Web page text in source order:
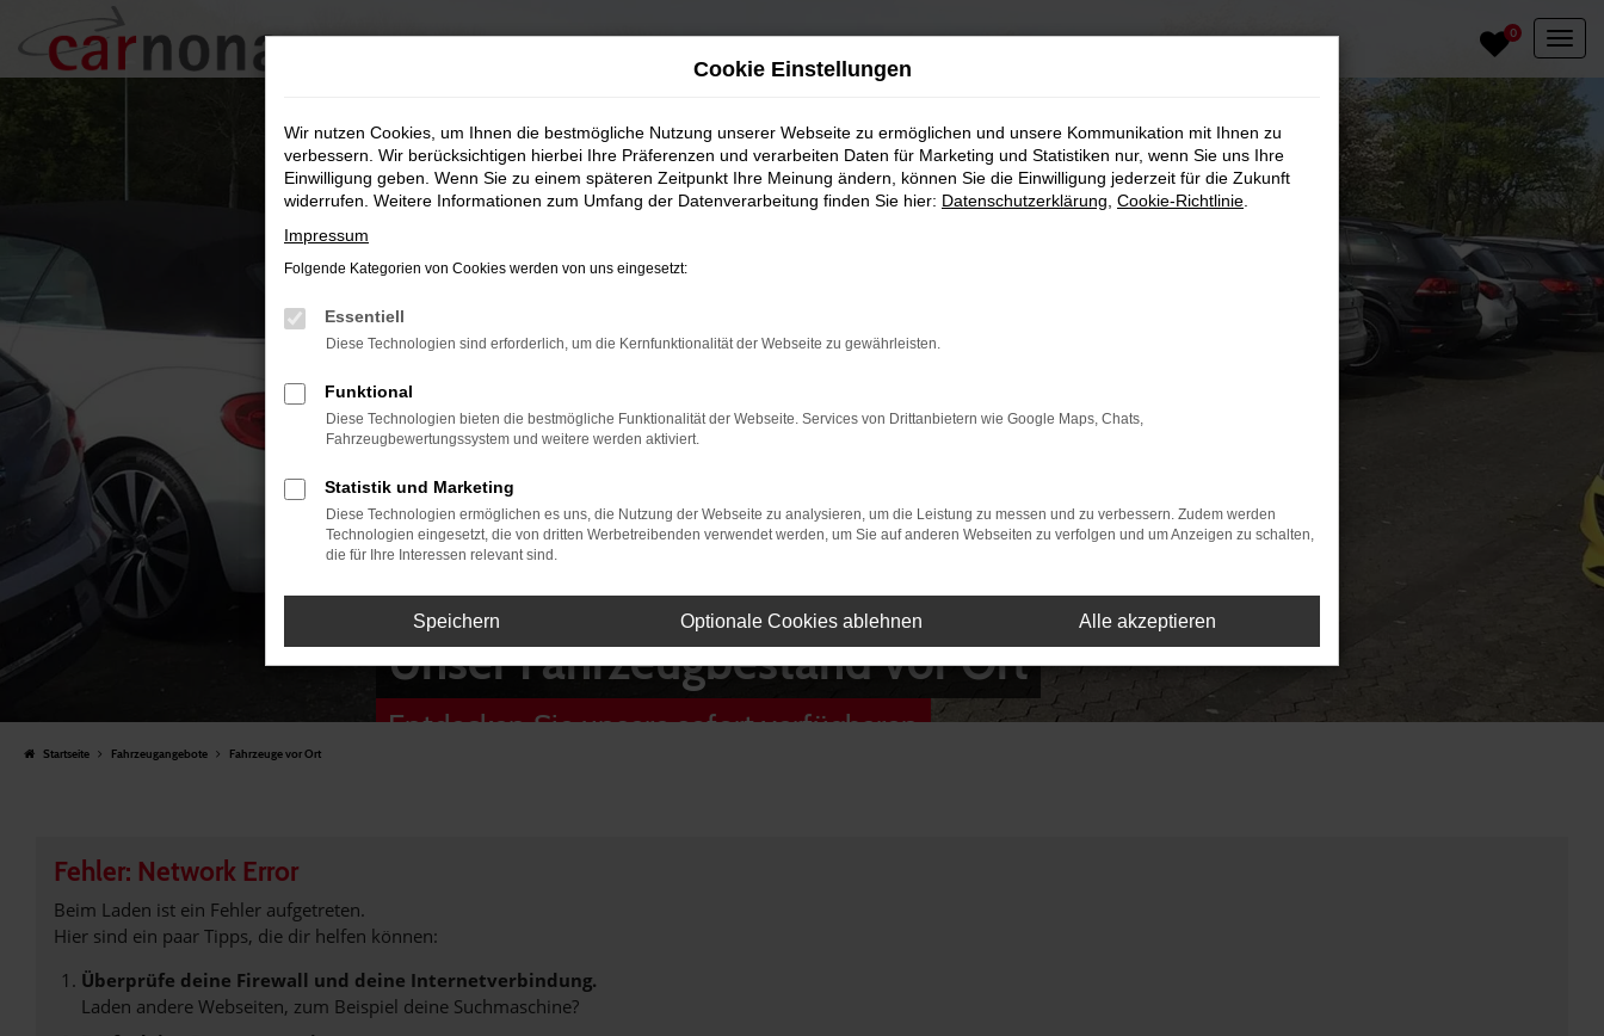
Zum
Hauptinhalt
springen
0
Unser Fahrzeugbestand vor Ort
Entdecken Sie unsere sofort verfügbaren
Startseite Fahrzeugangebote Fahrzeuge vor Ort
Fehler: Network Error
Beim Laden ist ein Fehler aufgetreten.
Hier sind ein paar Tipps, die dir helfen können:
Überprüfe deine Firewall und deine Internetverbindung.
Laden andere Webseiten, zum Beispiel deine Suchmaschine?
Cookie Einstellungen
Wir nutzen Cookies, um Ihnen die bestmögliche Nutzung unserer Webseite zu ermöglichen und unsere Kommunikation mit Ihnen zu
verbessern. Wir berücksichtigen hierbei Ihre Präferenzen und verarbeiten Daten für Marketing und Statistiken nur, wenn Sie uns Ihre
Einwilligung geben. Wenn Sie zu einem späteren Zeitpunkt Ihre Meinung ändern, können Sie die Einwilligung jederzeit für die Zukunft
widerrufen. Weitere Informationen zum Umfang der Datenverarbeitung finden Sie hier: Datenschutzerklärung Cookie-Richtlinie
Impressum
Folgende Kategorien von Cookies werden von uns eingesetzt:
Essentiell
Diese Technologien sind erforderlich, um die Kernfunktionalität der Webseite zu gewährleisten.
Funktional
Diese Technologien bieten die bestmögliche Funktionalität der Webseite. Services von Drittanbietern wie Google Maps, Chats,
Fahrzeugbewertungssystem und weitere werden aktiviert.
Statistik und Marketing
Diese Technologien ermöglichen es uns, die Nutzung der Webseite zu analysieren, um die Leistung zu messen und zu verbessern. Zudem werden
Technologien eingesetzt, die von dritten Werbetreibenden verwendet werden, um Sie auf anderen Webseiten zu verfolgen und um Anzeigen zu schalten,
die für Ihre Interessen relevant sind.
Speichern Optionale Cookies ablehnen Alle akzeptieren